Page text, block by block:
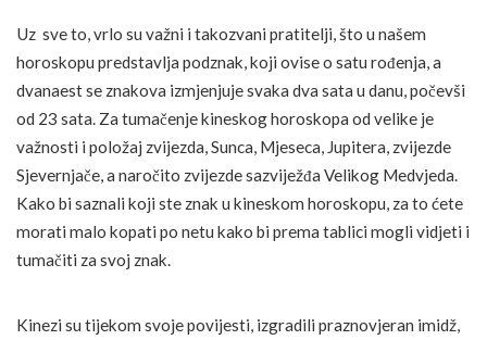
Uz sve to, vrlo su važni i takozvani pratitelji, što u našem
horoskopu predstavlja podznak, koji ovise o satu rođenja, a
dvanaest se znakova izmjenjuje svaka dva sata u danu, počevši
od 23 sata. Za tumačenje kineskog horoskopa od velike je
važnosti i položaj zvijezda, Sunca, Mjeseca, Jupitera, zvijezde
Sjevernjače, a naročito zvijezde sazviježđa Velikog Medvjeda.
Kako bi saznali koji ste znak u kineskom horoskopu, za to ćete
morati malo kopati po netu kako bi prema tablici mogli vidjeti i
tumačiti za svoj znak.
Kinezi su tijekom svoje povijesti, izgradili praznovjeran imidž,